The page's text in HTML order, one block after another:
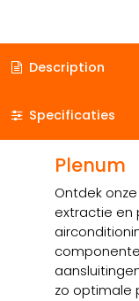
Description
Specificaties
Plenum
Ontdek
extractie en
zo optimale